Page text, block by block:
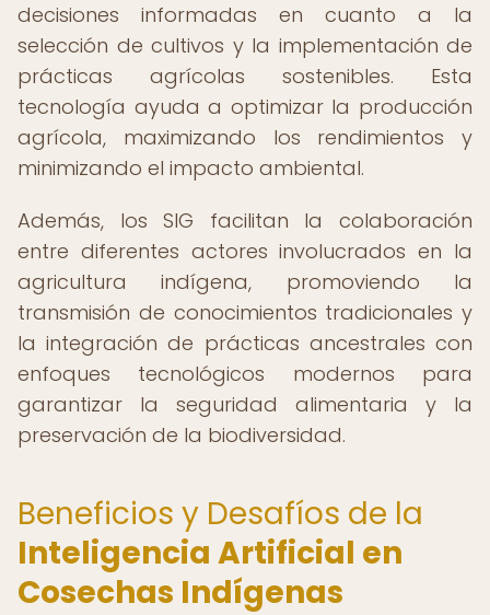
decisiones informadas en cuanto a la
selección de cultivos y la implementación de
prácticas agrícolas sostenibles. Esta
tecnología ayuda a optimizar la producción
agrícola, maximizando los rendimientos y
minimizando el impacto ambiental.
Además, los SIG facilitan la colaboración
entre diferentes actores involucrados en la
agricultura indígena, promoviendo la
transmisión de conocimientos tradicionales y
la integración de prácticas ancestrales con
enfoques tecnológicos modernos para
garantizar la seguridad alimentaria y la
preservación de la biodiversidad.
Beneficios y Desafíos de la
Inteligencia Artificial en
Cosechas Indígenas